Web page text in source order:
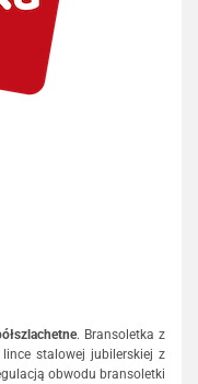
. Bransoletka z
stalowej jubilerskiej z
obwodu bransoletki